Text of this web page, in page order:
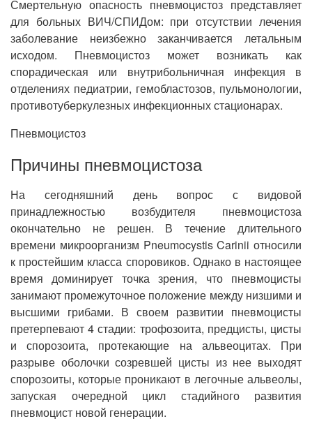
Смертельную опасность пневмоцистоз представляет
для больных ВИЧ/СПИДом: при отсутствии лечения
заболевание неизбежно заканчивается летальным
исходом. Пневмоцистоз может возникать как
спорадическая или внутрибольничная инфекция в
отделениях педиатрии, гемобластозов, пульмонологии,
противотуберкулезных инфекционных стационарах.
Пневмоцистоз
Причины пневмоцистоза
На сегодняшний день вопрос с видовой
принадлежностью возбудителя пневмоцистоза
окончательно не решен. В течение длительного
времени микроорганизм Pneumocystis Carinii относили
к простейшим класса споровиков. Однако в настоящее
время доминирует точка зрения, что пневмоцисты
занимают промежуточное положение между низшими и
высшими грибами. В своем развитии пневмоцисты
претерпевают 4 стадии: трофозоита, предцисты, цисты
и спорозоита, протекающие на альвеоцитах. При
разрыве оболочки созревшей цисты из нее выходят
спорозоиты, которые проникают в легочные альвеолы,
запуская очередной цикл стадийного развития
пневмоцист новой генерации.